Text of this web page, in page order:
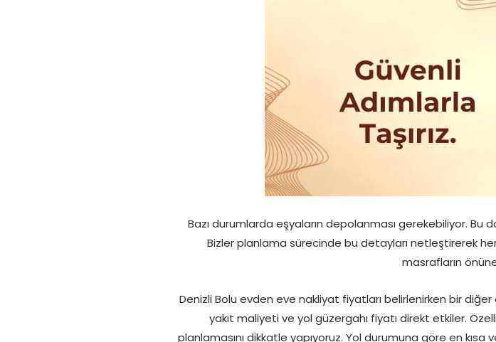
Bazı durumlarda eşyaların depolanması gerekebiliyor.
Bizler planlama sürecinde bu detayları netleştirerek
masrafların
Denizli Bolu evden eve nakliyat fiyatları belirlenirken bir
yakıt maliyeti ve yol güzergahı fiyatı direkt etkiler.
planlamasını dikkatle yapıyoruz. Yol durumuna göre en